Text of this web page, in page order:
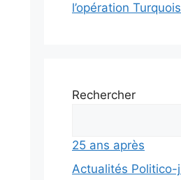
l’opération
Rechercher
25 ans après
Actualités Politico-